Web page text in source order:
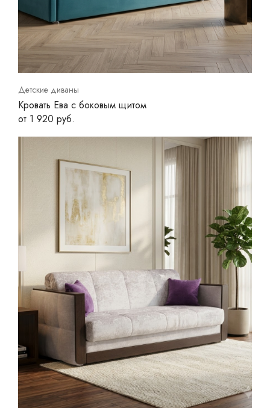
Детские диваны
Кровать Ева с боковым щитом
от 1 920 руб.